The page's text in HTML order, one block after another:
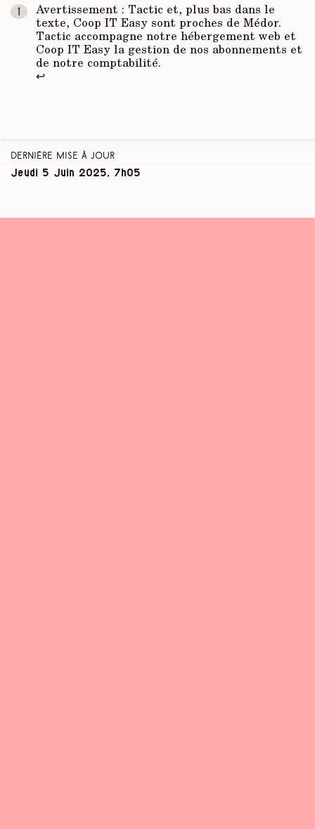
Avertissement : Tactic et, plus bas dans le
texte, Coop IT Easy sont proches de Médor.
Tactic accompagne notre hébergement web et
Coop IT Easy la gestion de nos abonnements et
de notre comptabilité.
↩
Dernière mise à jour
Jeudi 5 Juin 2025, 7h05